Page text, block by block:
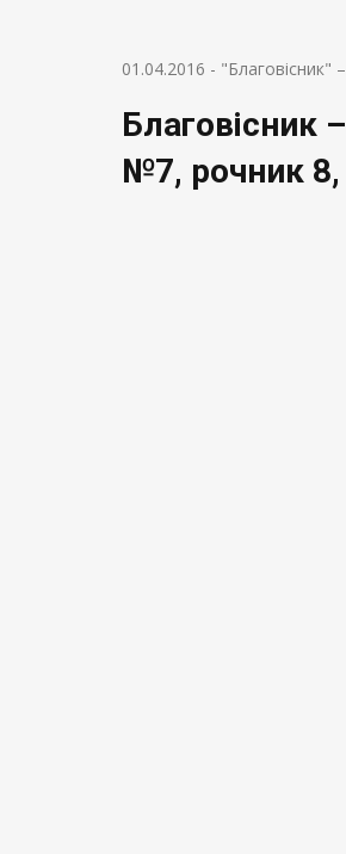
01.04.2016 - "Благовісник"
Благовісник
№7, рочник 8,